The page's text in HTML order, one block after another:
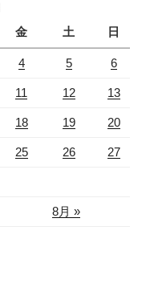
金 土 日
8月 »
4 5 6
11 12 13
18 19 20
25 26 27